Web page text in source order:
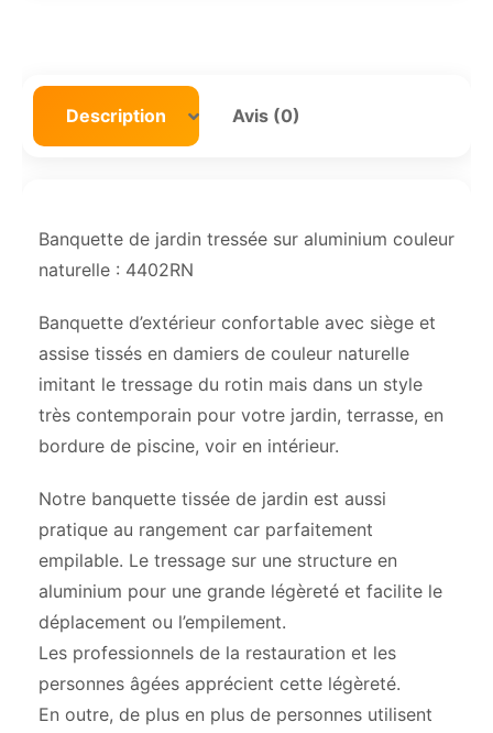
Description Avis (0)
Banquette de jardin tressée sur aluminium couleur
naturelle : 4402RN
Banquette d’extérieur confortable avec siège et
assise tissés en damiers de couleur naturelle
imitant le tressage du rotin mais dans un style
très contemporain pour votre jardin, terrasse, en
bordure de piscine, voir en intérieur.
Notre banquette tissée de jardin est aussi
pratique au rangement car parfaitement
empilable. Le tressage sur une structure en
aluminium pour une grande légèreté et facilite le
déplacement ou l’empilement.
Les professionnels de la restauration et les
personnes âgées apprécient cette légèreté.
En outre, de plus en plus de personnes utilisent